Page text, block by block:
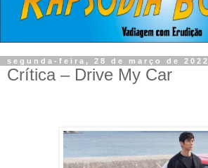
segunda-feira, 28 de março de 2022
Crítica – Drive My Car